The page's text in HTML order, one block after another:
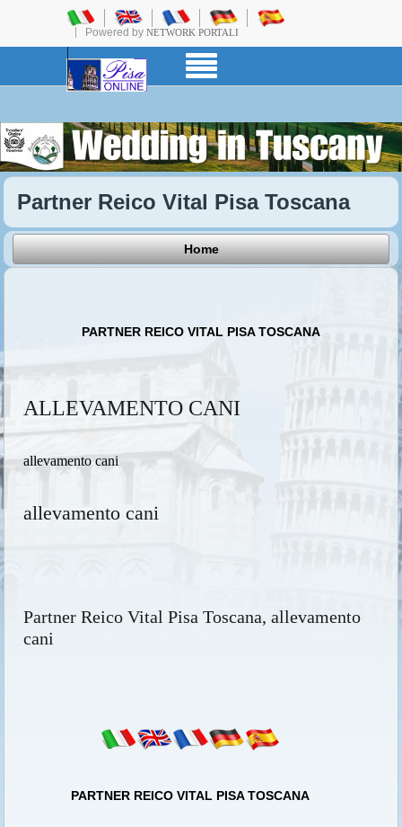
Powered by NETWORK PORTALI
Partner Reico Vital Pisa Toscana
Home
PARTNER REICO VITAL PISA TOSCANA
ALLEVAMENTO CANI
allevamento cani
allevamento cani
Partner Reico Vital Pisa Toscana, allevamento
cani
PARTNER REICO VITAL PISA TOSCANA